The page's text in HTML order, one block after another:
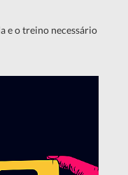
e o treino necessário